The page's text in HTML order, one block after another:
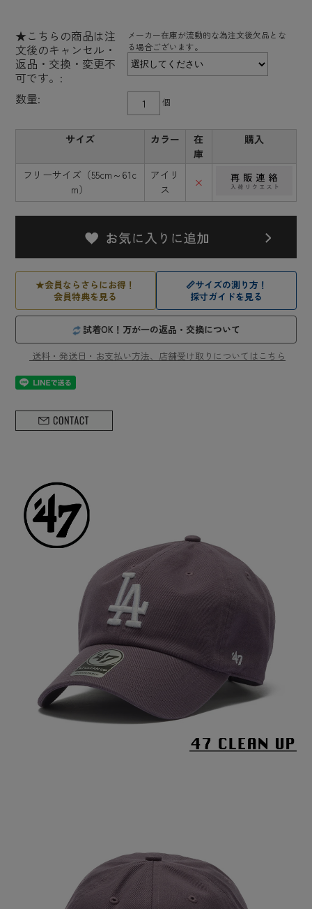
★こちらの商品は注
文後のキャンセル・
返品・交換・変更不
可です。:
メーカー在庫が流動的な為注文後欠品とな
る場合ございます。
数量: 個
サイズ カラー
在
庫
購入
フリーサイズ（55cm～61c
m）
アイリ
ス
×
★会員ならさらにお得！
会員特典を見る
📏サイズの測り方！
採寸ガイドを見る
試着OK！万が一の返品・交換について
送料・発送日・お支払い方法、店舗受け取りについてはこちら